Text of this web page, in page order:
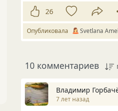
26
Опубликовала Svetlana
10 комментариев
Владимир
7 лет назад